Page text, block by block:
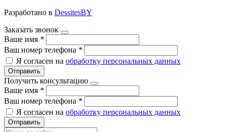
Разработано в DessitesBY
Заказать звонок
Ваше имя *
Ваш номер телефона *
Я согласен на обработку персональных данных
Отправить
Получить консультацию
Ваше имя *
Ваш номер телефона *
Я согласен на обработку персональных данных
Отправить